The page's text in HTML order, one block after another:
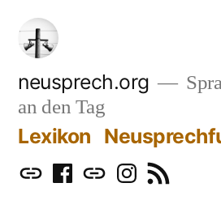
Zum
Inhalt
springen
neusprech.org
an den Tag
Lexikon
MastodonFacebook
BlueskyInstagram
RSS